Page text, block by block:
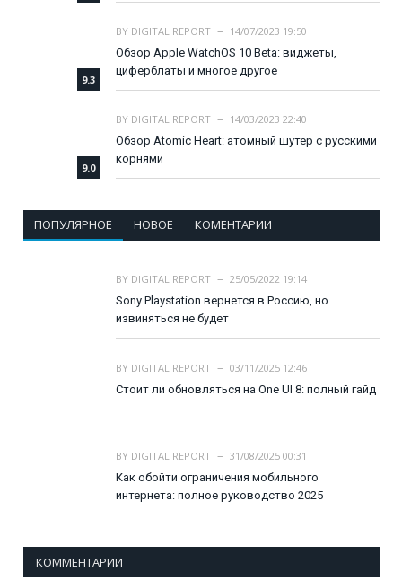
9.3
BY DIGITAL REPORT
14/07/2023 19:50
Обзор Apple WatchOS 10 Beta: виджеты,
циферблаты и многое другое
9.0
BY DIGITAL REPORT
14/03/2023 22:40
Обзор Atomic Heart: атомный шутер с русскими
корнями
ПОПУЛЯРНОЕ НОВОЕ КОМЕНТАРИИ
BY DIGITAL REPORT
25/05/2022 19:14
Sony Playstation вернется в Россию, но
извиняться не будет
BY DIGITAL REPORT
03/11/2025 12:46
Стоит ли обновляться на One UI 8: полный гайд
BY DIGITAL REPORT
31/08/2025 00:31
Как обойти ограничения мобильного
интернета: полное руководство 2025
КОММЕНТАРИИ